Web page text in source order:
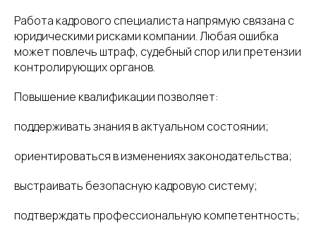
Работа кадрового специалиста напрямую связана с
юридическими рисками компании. Любая ошибка
может повлечь штраф, судебный спор или претензии
контролирующих органов.
Повышение квалификации позволяет:
поддерживать знания в актуальном состоянии;
ориентироваться в изменениях законодательства;
выстраивать безопасную кадровую систему;
подтверждать профессиональную компетентность;